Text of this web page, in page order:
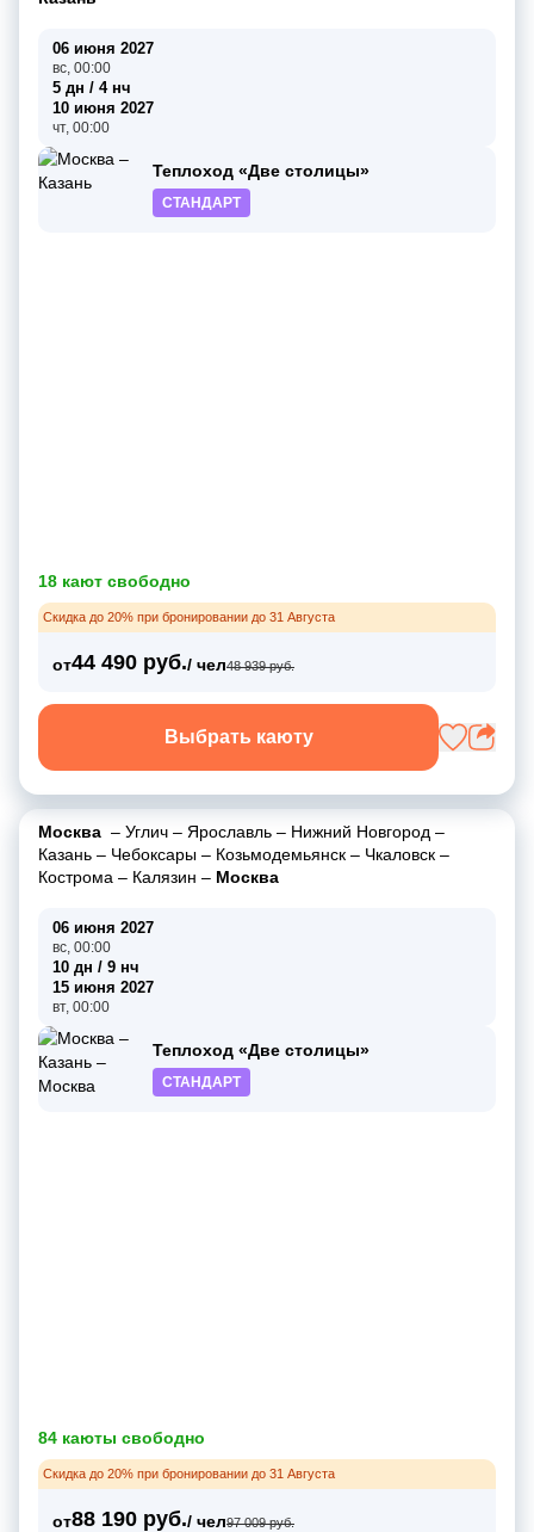
06 июня 2027
вс, 00:00
5 дн / 4 нч
10 июня 2027
чт, 00:00
Теплоход «Две столицы»
СТАНДАРТ
18 кают свободно
Скидка до 20% при бронировании до 31 Августа
от44 490 руб./ чел48 939 руб.
Выбрать каюту
Москва – Углич – Ярославль – Нижний Новгород –
Казань – Чебоксары – Козьмодемьянск – Чкаловск –
Кострома – Калязин – Москва
06 июня 2027
вс, 00:00
10 дн / 9 нч
15 июня 2027
вт, 00:00
Теплоход «Две столицы»
СТАНДАРТ
84 каюты свободно
Скидка до 20% при бронировании до 31 Августа
от88 190 руб./ чел97 009 руб.